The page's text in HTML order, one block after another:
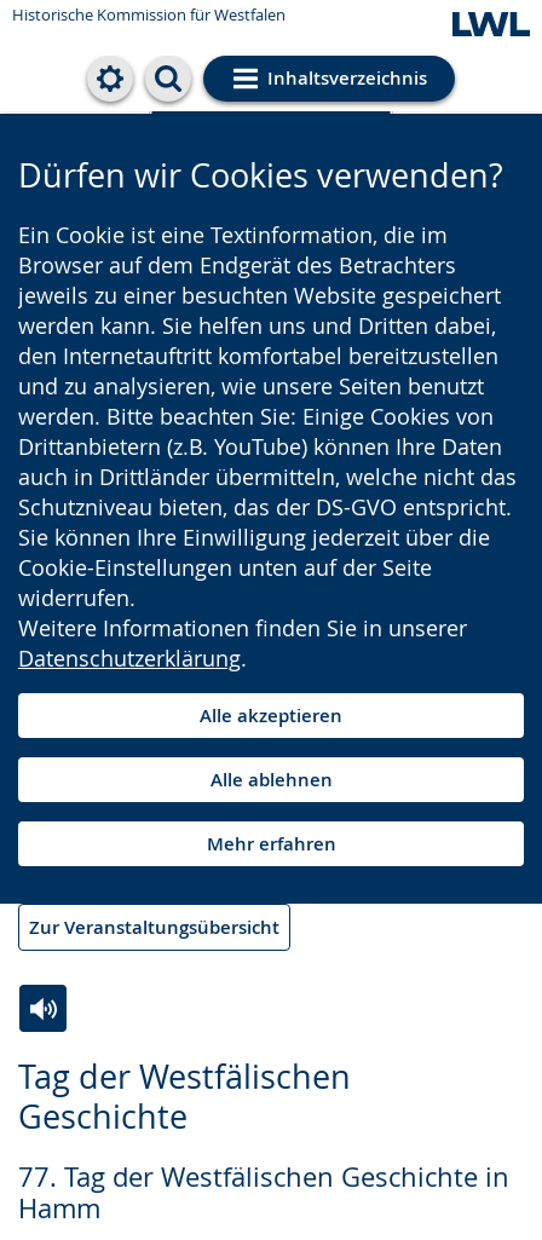
Historische Kommission für Westfalen
Inhaltsverzeichnis
Cookie-Einstellungen
Dürfen wir Cookies verwenden?
Ein Cookie ist eine Textinformation, die im
Browser auf dem Endgerät des Betrachters
jeweils zu einer besuchten Website gespeichert
werden kann. Sie helfen uns und Dritten dabei,
den Internetauftritt komfortabel bereitzustellen
und zu analysieren, wie unsere Seiten benutzt
werden. Bitte beachten Sie: Einige Cookies von
Drittanbietern (z.B. YouTube) können Ihre Daten
auch in Drittländer übermitteln, welche nicht das
Schutzniveau bieten, das der DS-GVO entspricht.
Sie können Ihre Einwilligung jederzeit über die
Cookie-Einstellungen unten auf der Seite
widerrufen.
Weitere Informationen finden Sie in unserer
Datenschutzerklärung.
Alle akzeptieren
Alle ablehnen
Mehr erfahren
Zur Veranstaltungsübersicht
Tag der Westfälischen
Geschichte
77. Tag der Westfälischen Geschichte in
Hamm
Leichten
Sprache
Audio-
Unterstützung.
Video
in
Gebärdensprache
wird